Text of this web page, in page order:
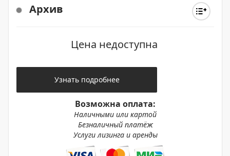
Архив
Цена недоступна
Узнать подробнее
Возможна оплата:
Наличными или картой
Безналичный платёж
Услуги лизинга и аренды